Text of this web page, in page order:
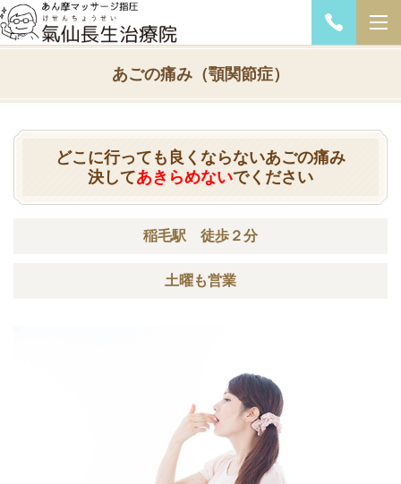
あごの痛み（顎関節症）
どこに行っても良くならないあごの痛み
決してあきらめないでください
稲毛駅 徒歩２分
土曜も営業